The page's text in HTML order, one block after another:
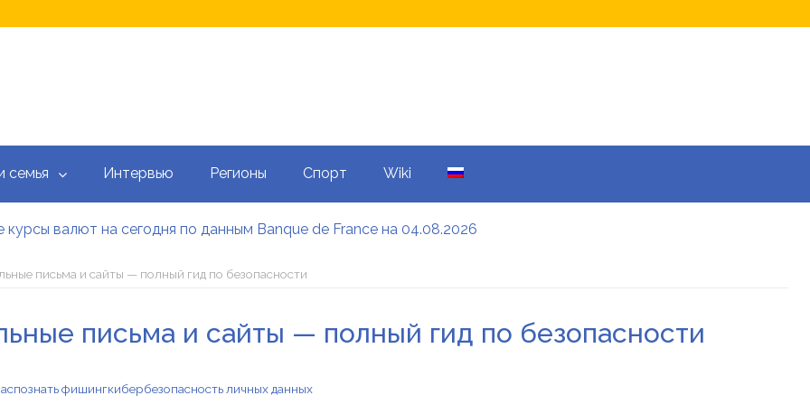
семья Интервью Регионы Спорт Wiki
курсы валют на сегодня по данным Banque de France на 04.08.2026
гривен военным: кто может получить эти выплаты, а кому не начислят
сегодня онлайн: Оперативный обзор НБУ, банков и обменников
письма и сайты — полный гид по безопасности
письма и сайты — полный гид по безопасности
фишингкибербезопасность личных данных